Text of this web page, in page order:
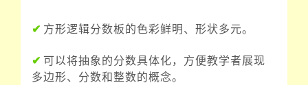
✔ 方形逻辑分数板的色彩鲜明、形状多元。
✔ 可以将抽象的分数具体化，方便教学者展现
多边形、分数和整数的概念。